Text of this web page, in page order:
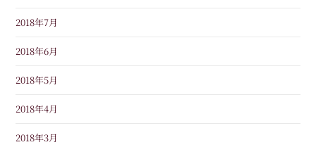
2018年7月
2018年6月
2018年5月
2018年4月
2018年3月